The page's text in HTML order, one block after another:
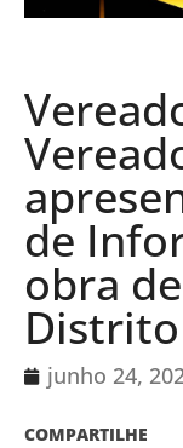
de
obra
junho 24,
COMPARTILHE